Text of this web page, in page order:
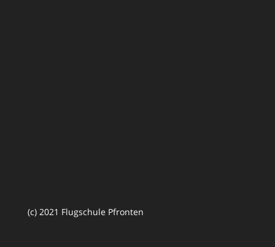
(c) 2021 Flugschule Pfronten